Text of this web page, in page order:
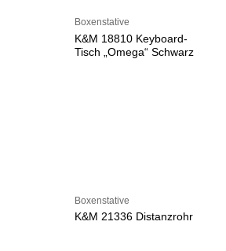
Boxenstative
K&M 18810 Keyboard-
Tisch „Omega“ Schwarz
Boxenstative
K&M 21336 Distanzrohr